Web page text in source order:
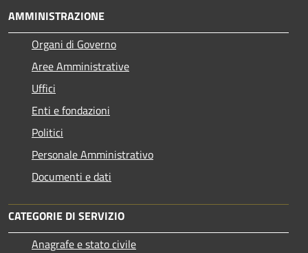
AMMINISTRAZIONE
Organi di Governo
Aree Amministrative
Uffici
Enti e fondazioni
Politici
Personale Amministrativo
Documenti e dati
CATEGORIE DI SERVIZIO
Anagrafe e stato civile